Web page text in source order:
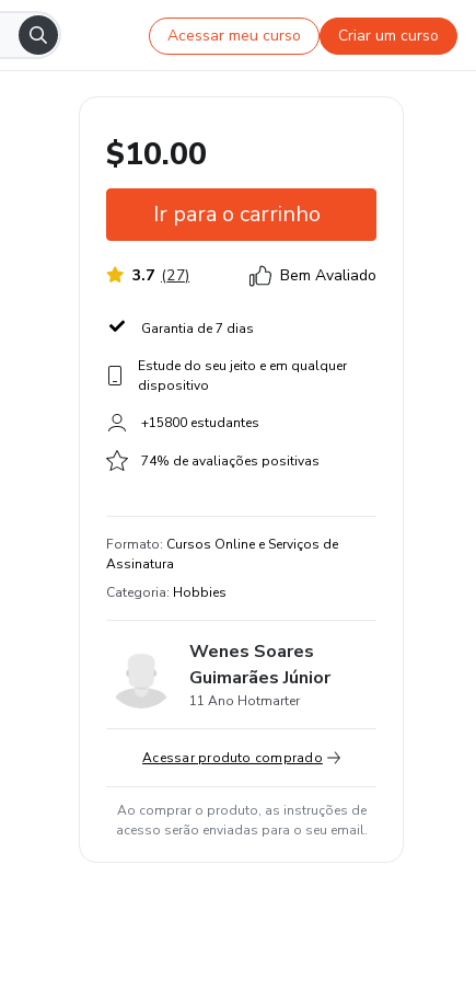
Acessar meu curso Criar um curso
$10.00
Ir para o carrinho
3.7 (27) Bem Avaliado
Garantia de 7 dias
Estude do seu jeito e em qualquer
dispositivo
+15800 estudantes
74% de avaliações positivas
Formato: Cursos Online e Serviços de
Assinatura
Categoria: Hobbies
Wenes Soares
Guimarães Júnior
11 Ano Hotmarter
Acessar produto comprado
Ao comprar o produto, as instruções de
acesso serão enviadas para o seu email.